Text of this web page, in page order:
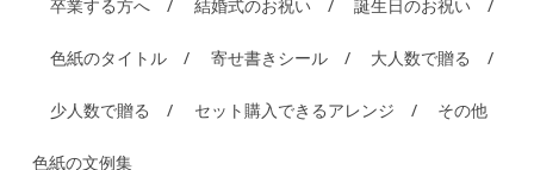
卒業する方へ 結婚式のお祝い 誕生日のお祝い
色紙のタイトル 寄せ書きシール 大人数で贈る
少人数で贈る セット購入できるアレンジ その他
色紙の文例集